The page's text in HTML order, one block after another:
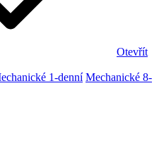
Otevřít
1-denní Mechanické 8-